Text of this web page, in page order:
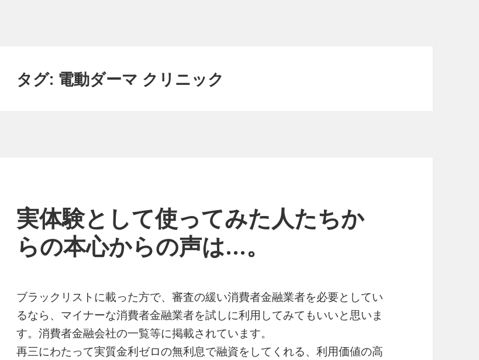
タグ: 電動ダーマ クリニック
実体験として使ってみた人たちか
らの本心からの声は…。
ブラックリストに載った方で、審査の緩い消費者金融業者を必要としてい
るなら、マイナーな消費者金融業者を試しに利用してみてもいいと思いま
す。消費者金融会社の一覧等に掲載されています。
再三にわたって実質金利ゼロの無利息で融資をしてくれる、利用価値の高